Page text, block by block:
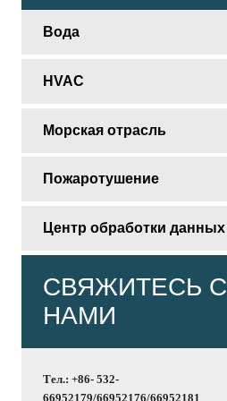
Вода
HVAC
Морская отрасль
Пожаротушение
Центр обработки данных
СВЯЖИТЕСЬ С
НАМИ
Тел.: +86- 532-
66952179/66952176/66952181